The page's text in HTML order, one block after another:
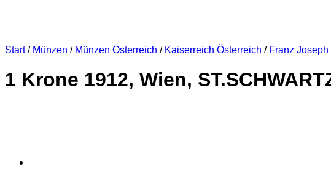
Start / Münzen / Münzen Österreich / Kaiserreich Österreich / Franz
1 Krone 1912, Wien,